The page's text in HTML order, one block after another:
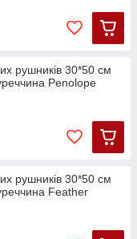
рушників 30*50 см
Penolope
рушників 30*50 см
Feather